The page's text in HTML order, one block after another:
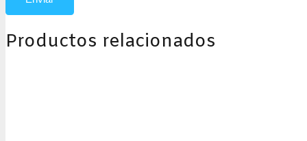
Productos relacionados